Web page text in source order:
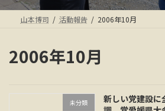
山本博司 活動報告 2006年10月
2006年10月
未分類
新しい党建設に